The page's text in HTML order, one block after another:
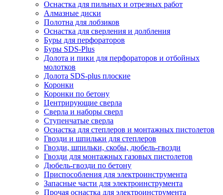
Оснастка для пильных и отрезных работ
Алмазные диски
Полотна для лобзиков
Оснастка для сверления и долбления
Буры для перфораторов
Буры SDS-Plus
Долота и пики для перфораторов и отбойных
молотков
Долота SDS-plus плоские
Коронки
Коронки по бетону
Центрирующие сверла
Сверла и наборы сверл
Ступенчатые сверла
Оснастка для степлеров и монтажных пистолетов
Гвозди и шпильки для степлеров
Гвозди, шпильки, скобы, дюбель-гвозди
Гвозди для монтажных газовых пистолетов
Дюбель-гвозди по бетону
Приспособления для электроинструмента
Запасные части для электроинструмента
Прочая оснастка для электроинструмента